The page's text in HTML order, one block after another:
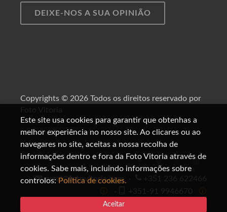
DEIXE-NOS A SUA OPINIÃO
Copyrights © 2026 Todos os direitos reservado por
Powerd by Foto Vitoria
geral@fotovitoria.com
Este site usa cookies para garantir que obtenhas a
melhor experiência no nosso site. Ao clicares ou ao
navegares no site, aceitas a nossa recolha de
informações dentro e fora da Foto Vitoria através de
cookies. Sabe mais, incluindo informações sobre
controlos: Política de cookies.
Aceitar